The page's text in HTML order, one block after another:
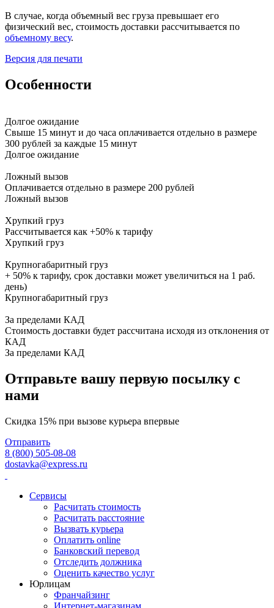
В случае, когда объемный вес груза превышает его
физический вес, стоимость доставки рассчитывается по
объемному весу.
Версия для печати
Особенности
Долгое ожидание
Свыше 15 минут и до часа оплачивается отдельно в размере
300 рублей за каждые 15 минут
Долгое ожидание
Ложный вызов
Оплачивается отдельно в размере 200 рублей
Ложный вызов
Хрупкий груз
Рассчитывается как +50% к тарифу
Хрупкий груз
Крупногабаритный груз
+ 50% к тарифу, срок доставки может увеличиться на 1 раб.
день)
Крупногабаритный груз
За пределами КАД
Стоимость доставки будет рассчитана исходя из отклонения от
КАД
За пределами КАД
Отправьте вашу первую посылку с
нами
Скидка 15% при вызове курьера впервые
Отправить
8 (800) 505-08-08
dostavka@express.ru
Сервисы
Расчитать стоимость
Расчитать расстояние
Вызвать курьера
Оплатить online
Банковский перевод
Отследить должника
Оценить качество услуг
Юрлицам
Франчайзинг
Интернет-магазинам